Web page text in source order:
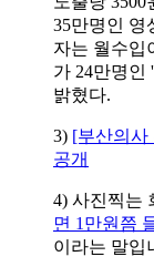
35만명인 영
자는 월수입
가 24만명인
밝혔다.
3) [부산의사
공개
4) 사진찍는
면 1만원쯤
이라는 말입